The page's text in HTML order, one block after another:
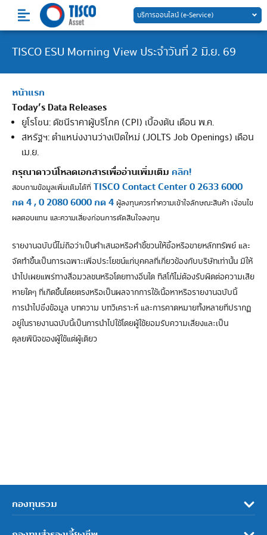
content
บริการออนไลน์ (e-Service)
TISCO ESU Morning View ประจำวันที่ 2 มิ.ย. 69
หน้าแรก
Today’s Data Releases
ยูโรโซน: ดัชนีราคาผู้บริโภค (CPI) เบื้องต้น เดือน พ.ค.
สหรัฐฯ: ตำแหน่งงานว่างเปิดใหม่ (JOLTS Job Openings) เดือน
เม.ย.
กรุณาดาวน์โหลดเอกสารเพื่ออ่านเพิ่มเติม คลิก!
สอบถามข้อมูลเพิ่มเติมได้ที่ TISCO Contact Center 0 2633 6000
กด 4 , 0 2080 6000 กด 4 ผู้ลงทุนควรทำความเข้าใจลักษณะสินค้า เงื่อนไข
ผลตอบแทน และความเสี่ยงก่อนการตัดสินใจลงทุน
รายงานฉบับนี้ไม่ถือว่าเป็นคำเสนอหรือคำชี้ชวนให้ซื้อหรือขายหลักทรัพย์ และ
จัดทำขึ้นเป็นการเฉพาะเพื่อประโยชน์แก่บุคคลที่เกี่ยวข้องกับบริษัทเท่านั้น มิให้
นำไปเผยแพร่ทางสื่อมวลชนหรือโดยทางอื่นใด ทิสโก้ไม่ต้องรับผิดต่อความเสีย
หายใดๆ ที่เกิดขึ้นโดยตรงหรือเป็นผลจากการใช้เนื้อหาหรือรายงานฉบับนี้
การนำไปซึ่งข้อมูล บทความ บทวิเคราะห์ และการคาดหมายทั้งหลายที่ปรากฏ
อยู่ในรายงานฉบับนี้เป็นการนำไปใช้โดยผู้ใช้ยอมรับความเสี่ยงและเป็น
ดุลยพินิจของผู้ใช้แต่ผู้เดียว
กองทุนรวม